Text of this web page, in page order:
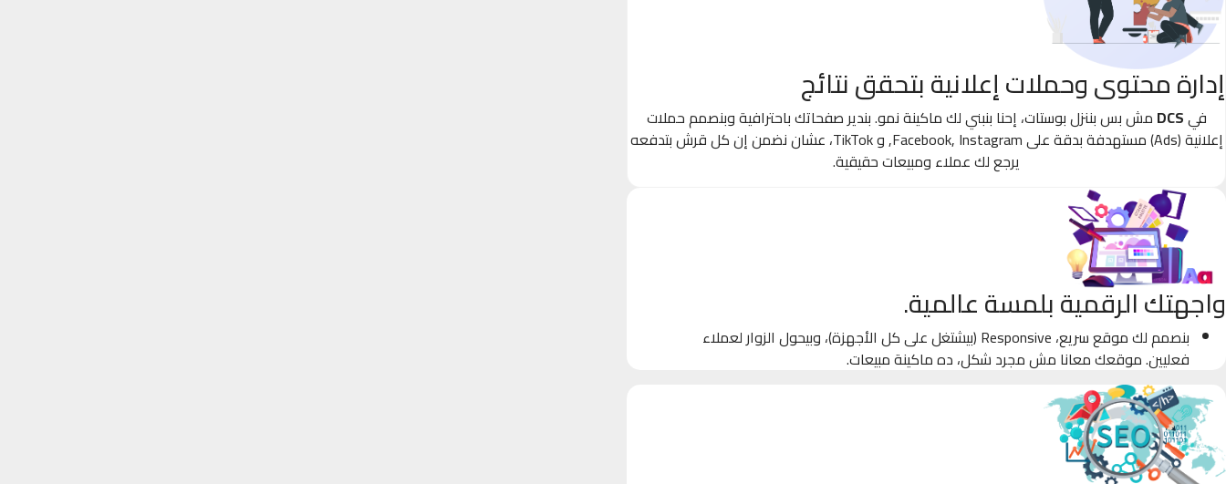
إدارة محتوى وحملات إعلانية بتحقق نتائج
فيDCS مش بس بننزل بوستات، إحنا بنبني لك ماكينة نمو. بندير صفحاتك باحترافية وبنصمم حملات
إعلانية (Ads) مستهدفة بدقة على Facebook, Instagram, و TikTok، عشان نضمن إن كل قرش بتدفعه
يرجع لك عملاء ومبيعات حقيقية.
واجهتك الرقمية بلمسة عالمية.
بنصمم لك موقع سريع، Responsive (بيشتغل على كل الأجهزة)، وبيحول الزوار لعملاء
فعليين. موقعك معانا مش مجرد شكل، ده ماكينة مبيعات.